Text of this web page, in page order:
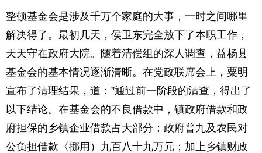
整顿基金会是涉及千万个家庭的大事，一时之间哪里
解决得了。最初几天，侯卫东完全放下了本职工作，
天天守在政府大院。随着清偿组的深人调查，益杨县
基金会的基本情况逐渐清晰。在党政联席会上，粟明
宣布了清理结果，道：”通过前一阶段的清查，得出了
以下结论。在基金会的不良借款中，镇政府借款和政
府担保的乡镇企业借款占大部分；政府普九及农民对
公负担借款〈挪用）九百八十九万元；加上乡镇财政